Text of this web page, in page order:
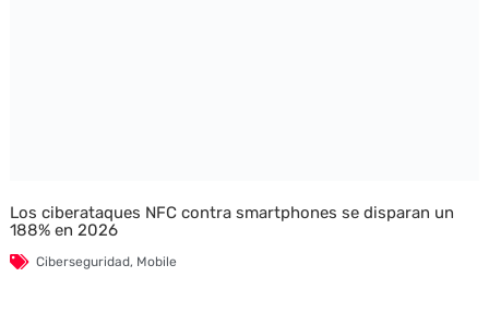
Los ciberataques NFC contra smartphones se disparan un
188% en 2026
Ciberseguridad, Mobile